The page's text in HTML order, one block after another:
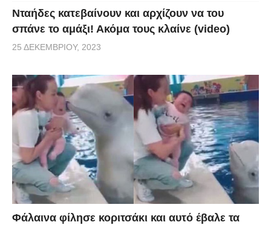
Νταήδες κατεβαίνουν και αρχίζουν να του
σπάνε το αμάξι! Ακόμα τους κλαίνε (video)
25 ΔΕΚΕΜΒΡΊΟΥ, 2023
Φάλαινα φίλησε κοριτσάκι και αυτό έβαλε τα